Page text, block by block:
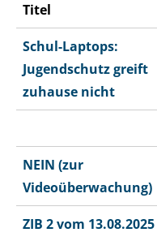
Titel
Schul-Laptops:
Jugendschutz greift
zuhause nicht
NEIN (zur
Videoüberwachung)
ZIB 2 vom 13.08.2025